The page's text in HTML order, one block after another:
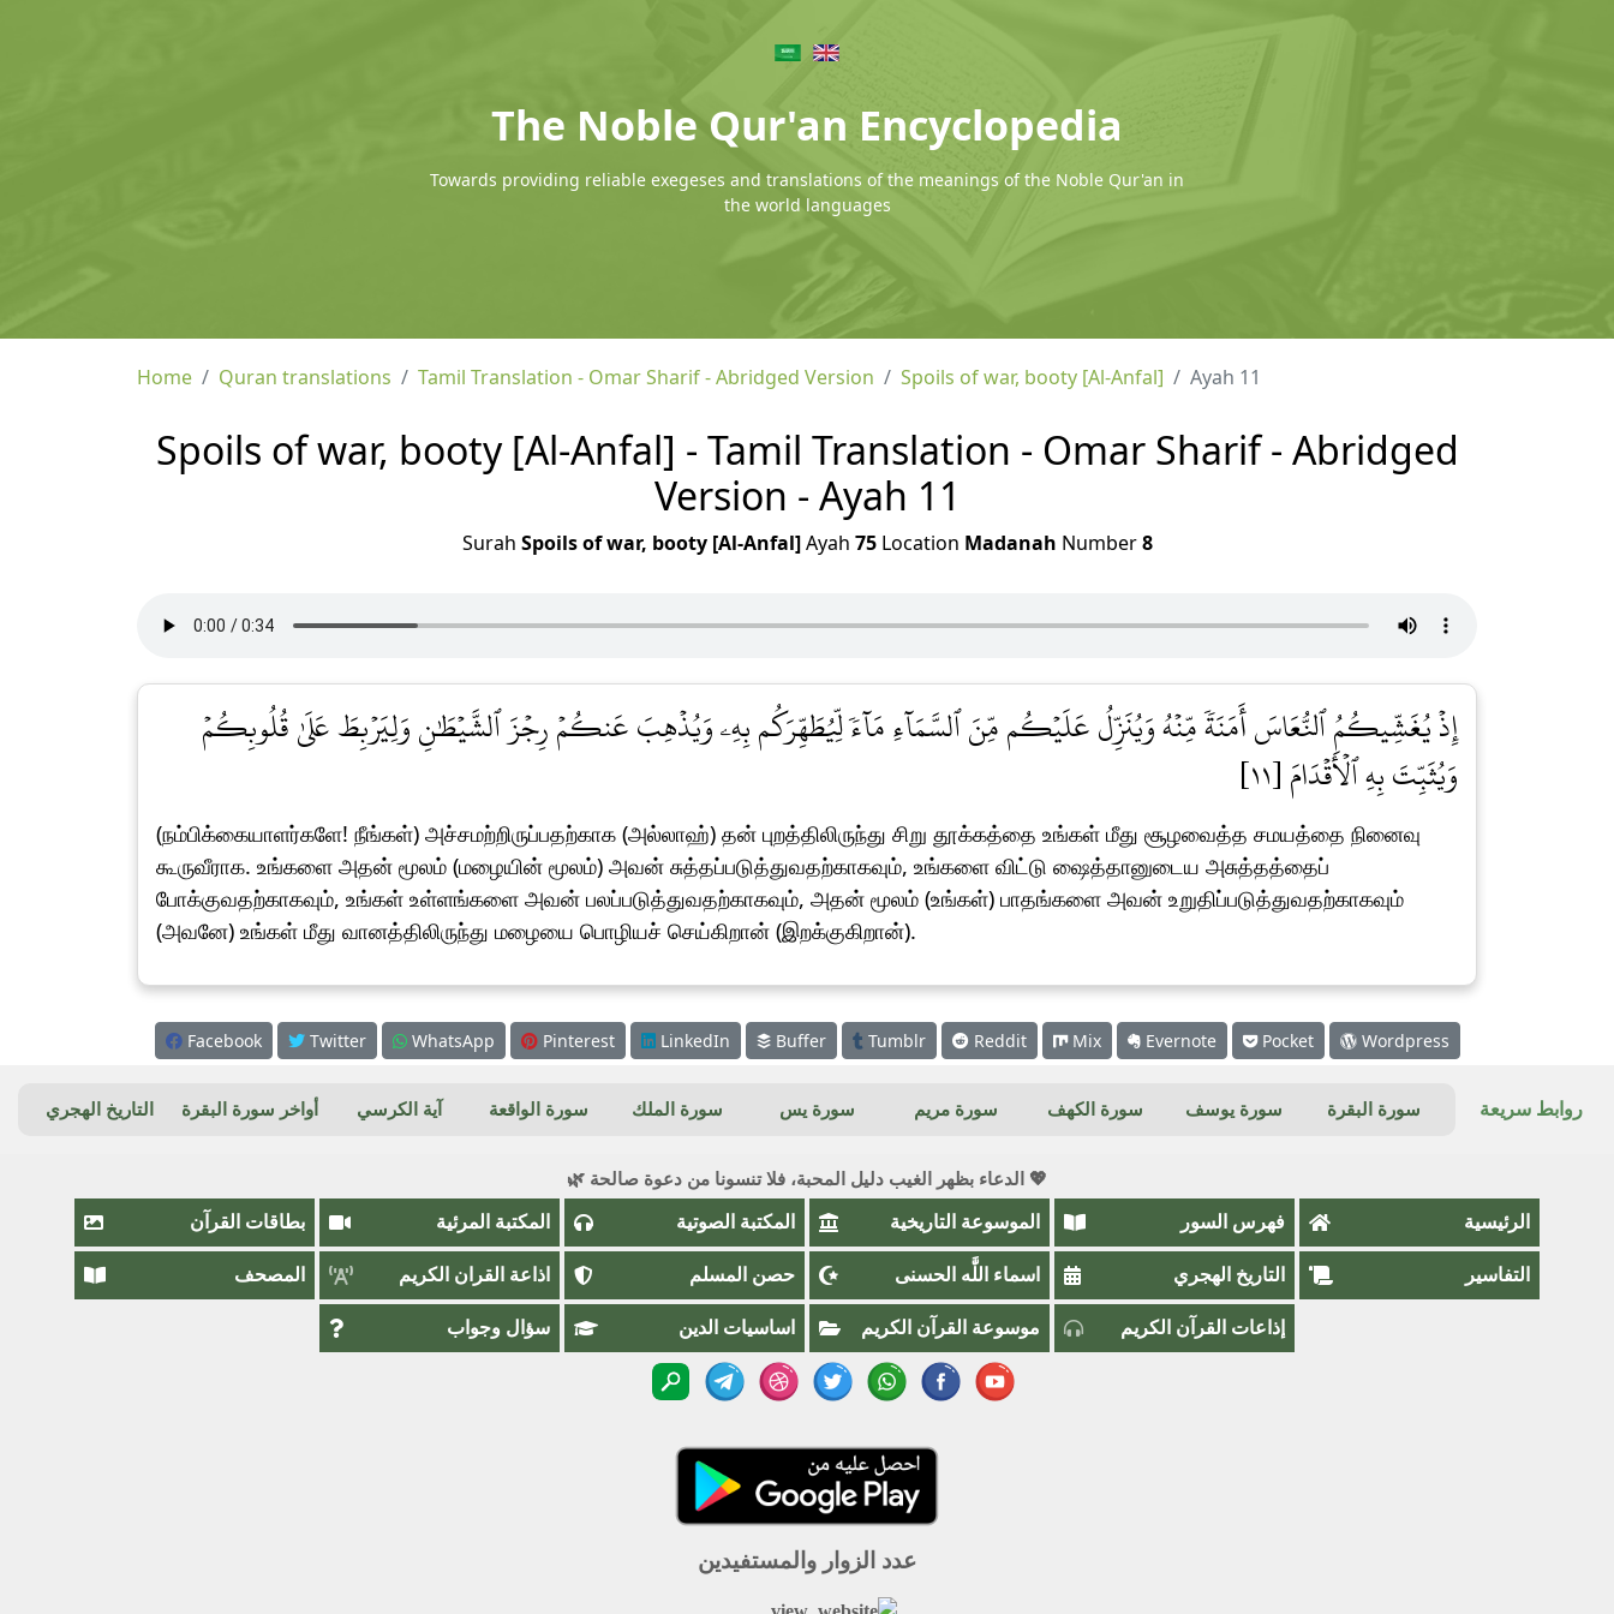
The Noble Qur'an Encyclopedia
Towards providing reliable exegeses and translations of the meanings of the Noble Qur'an in
the world languages
Home Quran translations Tamil Translation - Omar Sharif - Abridged Version Spoils of war, booty [Al-Anfal] Ayah 11
Spoils of war, booty [Al-Anfal] - Tamil Translation - Omar Sharif - Abridged
Version - Ayah 11
Surah Spoils of war, booty [Al-Anfal]Ayah 75Location Madanah Number8
إِذۡ يُغَشِّيكُمُ ٱلنُّعَاسَ أَمَنَةٗ مِّنۡهُ وَيُنَزِّلُ عَلَيۡكُم مِّنَ ٱلسَّمَآءِ مَآءٗ لِّيُطَهِّرَكُم بِهِۦ وَيُذۡهِبَ عَنكُمۡ رِجۡزَ ٱلشَّيۡطَٰنِ وَلِيَرۡبِطَ عَلَىٰ قُلُوبِكُمۡ
وَيُثَبِّتَ بِهِ ٱلۡأَقۡدَامَ [١١]
(நம்பிக்கையாளர்களே! நீங்கள்) அச்சமற்றிருப்பதற்காக (அல்லாஹ்) தன் புறத்திலிருந்து சிறு தூக்கத்தை உங்கள் மீது சூழவைத்த சமயத்தை நினைவு
கூருவீராக. உங்களை அதன் மூலம் (மழையின் மூலம்) அவன் சுத்தப்படுத்துவதற்காகவும், உங்களை விட்டு ஷைத்தானுடைய அசுத்தத்தைப்
போக்குவதற்காகவும், உங்கள் உள்ளங்களை அவன் பலப்படுத்துவதற்காகவும், அதன் மூலம் (உங்கள்) பாதங்களை அவன் உறுதிப்படுத்துவதற்காகவும்
(அவனே) உங்கள் மீது வானத்திலிருந்து மழையை பொழியச் செய்கிறான் (இறக்குகிறான்).
Facebook Twitter WhatsApp Pinterest LinkedIn Buffer Tumblr Reddit Mix Evernote Pocket Wordpress
روابط سريعة سورة البقرة سورة يوسف سورة الكهف سورة مريم سورة يس سورة الملك سورة الواقعة آية الكرسي أواخر سورة البقرة التاريخ الهجري
💖 الدعاء بظهر الغيب دليل المحبة، فلا تنسونا من دعوة صالحة 🌿
الرئيسية فهرس السور الموسوعة التاريخية المكتبة الصوتية المكتبة المرئية بطاقات القرآن
التفاسير التاريخ الهجري اسماء اللَّٰه الحسنى حصن المسلم اذاعة القران الكريم المصحف
إذاعات القرآن الكريم موسوعة القرآن الكريم اساسيات الدين سؤال وجواب
عدد الزوار والمستفيدين